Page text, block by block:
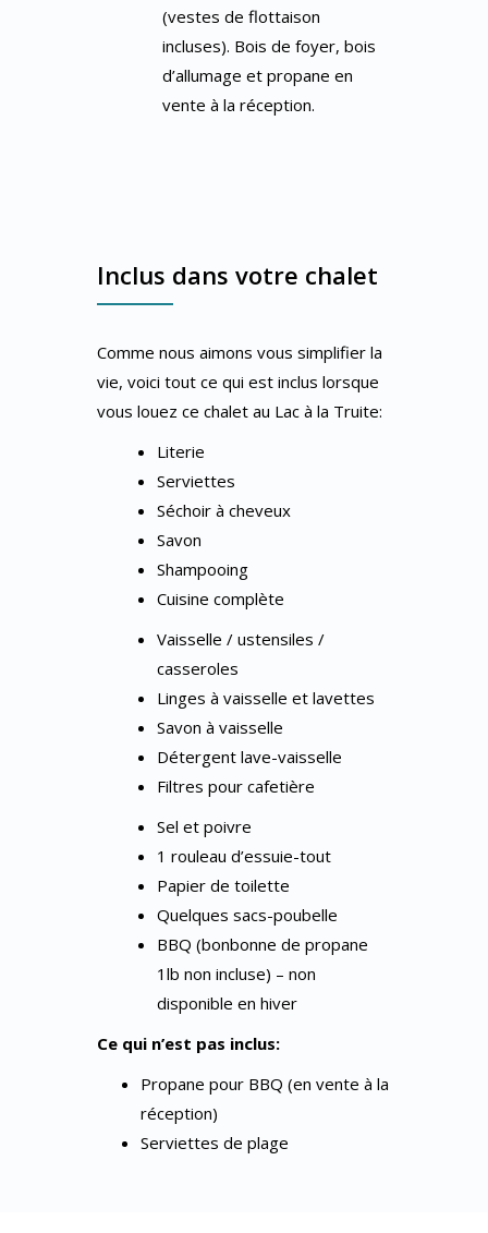
(vestes de flottaison
incluses). Bois de foyer, bois
d’allumage et propane en
vente à la réception.
Inclus dans votre chalet
Comme nous aimons vous simplifier la
vie, voici tout ce qui est inclus lorsque
vous louez ce chalet au Lac à la Truite:
Literie
Serviettes
Séchoir à cheveux
Savon
Shampooing
Cuisine complète
Vaisselle / ustensiles /
casseroles
Linges à vaisselle et lavettes
Savon à vaisselle
Détergent lave-vaisselle
Filtres pour cafetière
Sel et poivre
1 rouleau d’essuie-tout
Papier de toilette
Quelques sacs-poubelle
BBQ (bonbonne de propane
1lb non incluse) – non
disponible en hiver
Ce qui n’est pas inclus:
Propane pour BBQ (en vente à la
réception)
Serviettes de plage